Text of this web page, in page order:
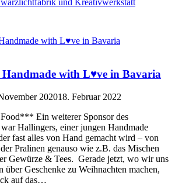
und Kreativwerkstatt
Handmade with L♥ve in Bavaria
202018. Februar 2022
Ein weiterer Sponsor des
Hallingers, einer jungen Handmade
fast alles von Hand gemacht wird – von
Pralinen genauso wie z.B. das Mischen
Gewürze & Tees. Gerade jetzt, wo wir uns
über Geschenke zu Weihnachten machen,
auf das…